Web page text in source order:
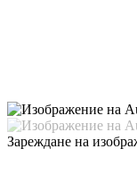
Зареждане на